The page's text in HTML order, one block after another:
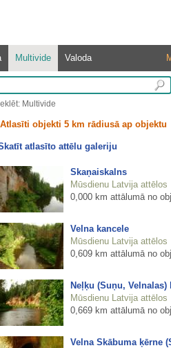
Multivide Valoda
Multivide
Atlasīti objekti 5 km rādiusā ap objektu
atlasīto attēlu galeriju
Skaņaiskalns
Mūsdienu Latvija attēlos
0,000 km attālumā no
Velna kancele
Mūsdienu Latvija attēlos
0,609 km attālumā no
Neļķu (Suņu, Velnalas)
Mūsdienu Latvija attēlos
0,669 km attālumā no
Velna Skābuma ķērne